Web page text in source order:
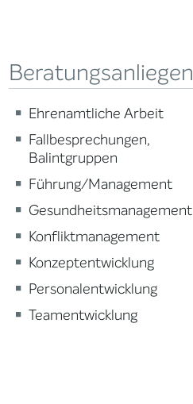
Beratungsanliegen
Ehrenamtliche Arbeit
Fallbesprechungen,
Balintgruppen
Führung/Management
Gesundheitsmanagement
Konfliktmanagement
Konzeptentwicklung
Personalentwicklung
Teamentwicklung